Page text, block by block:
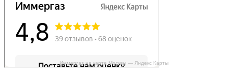
Иммергаз на карте Москвы — Яндекс Карты